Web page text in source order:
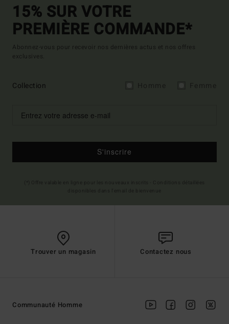
15% SUR VOTRE
PREMIÈRE COMMANDE*
Abonnez-vous pour recevoir nos dernières actus et nos offres
exclusives.
Collection
S'inscrire
Trouver un magasin Contactez nous
Communauté Homme